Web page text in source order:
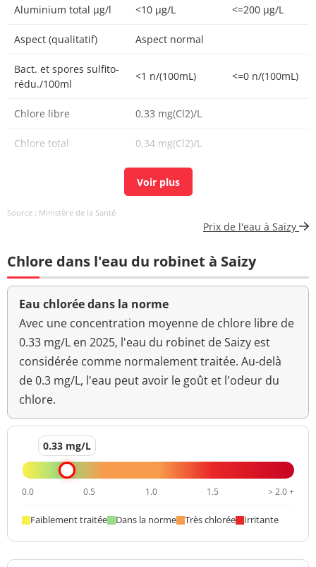
Aluminium total µg/l <10 µg/L <=200 µg/L
Aspect (qualitatif) Aspect normal
Bact. et spores sulfito-
rédu./100ml
<1 n/(100mL) <=0 n/(100mL)
Chlore libre 0,33 mg(Cl2)/L
Chlore total 0,34 mg(Cl2)/L
changement
Fer total <10 µg/L <=200 µg/L
Bact. aér. revivifiables
à 22°-68h
Bact. aér. revivifiables
à 36°-44h
<1 n/mL
Ammonium (en NH4)
Odeur (qualitatif)
Aucun
pH 7,2 unité pH
Saveur (qualitatif)
changement
anormal
Source : Ministère de la Santé
Prix de l'eau à Saizy
Chlore dans l'eau du robinet à Saizy
Eau chlorée dans la norme
Avec une concentration moyenne de chlore libre de
0.33 mg/L en 2025, l'eau du robinet de Saizy est
considérée comme normalement traitée. Au-delà
de 0.3 mg/L, l'eau peut avoir le goût et l'odeur du
chlore.
0.33 mg/L
0.0 0.5 1.0 1.5 > 2.0 +
Faiblement traitée Dans la norme Très chlorée Irritante